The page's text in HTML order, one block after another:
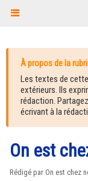
À propos de la
Les textes de
extérieurs. Ils
rédaction.
écrivant à la
On est
Rédigé par On est chez